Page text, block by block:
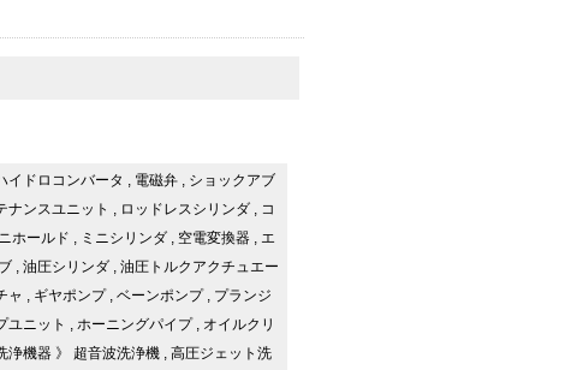
イドロコンバータ , 電磁弁 , ショックアブ
ナンスユニット , ロッドレスシリンダ , コ
ホールド , ミニシリンダ , 空電変換器 , エ
, 油圧シリンダ , 油圧トルクアクチュエー
ャ , ギヤポンプ, ベーンポンプ, プランジ
ユニット , ホーニングパイプ, オイルクリ
浄機器 》 超音波洗浄機 , 高圧ジェット洗